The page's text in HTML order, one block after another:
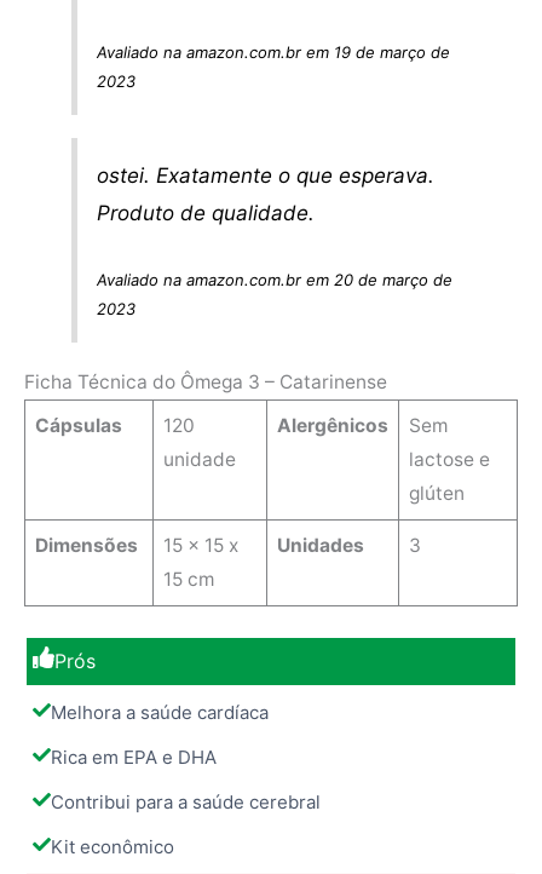
Avaliado na amazon.com.br em 19 de março de
2023
ostei. Exatamente o que esperava.
Produto de qualidade.
Avaliado na amazon.com.br em 20 de março de
2023
Ficha Técnica do Ômega 3 – Catarinense
Cápsulas
120
unidade
Alergênicos
Sem
lactose e
glúten
Dimensões
15 x 15 x
15 cm
Unidades 3
Prós
Melhora a saúde cardíaca
Rica em EPA e DHA
Contribui para a saúde cerebral
Kit econômico